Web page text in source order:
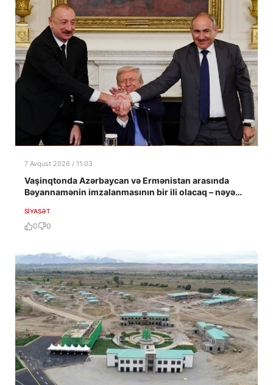
7 Avqust 2026 / 11:03
Vaşinqtonda Azərbaycan və Ermənistan arasında
Bəyannamənin imzalanmasının bir ili olacaq – nəyə
SIYASƏT
0 0